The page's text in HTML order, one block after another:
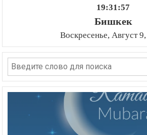
19:31:58
Бишкек
Воскресенье, Август